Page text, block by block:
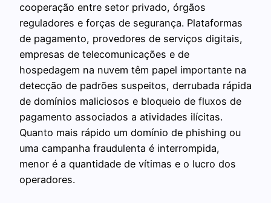
cooperação entre setor privado, órgãos
reguladores e forças de segurança. Plataformas
de pagamento, provedores de serviços digitais,
empresas de telecomunicações e de
hospedagem na nuvem têm papel importante na
detecção de padrões suspeitos, derrubada rápida
de domínios maliciosos e bloqueio de fluxos de
pagamento associados a atividades ilícitas.
Quanto mais rápido um domínio de phishing ou
uma campanha fraudulenta é interrompida,
menor é a quantidade de vítimas e o lucro dos
operadores.